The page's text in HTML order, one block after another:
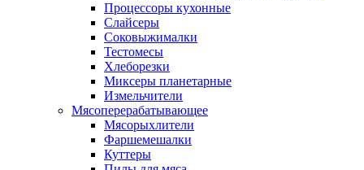
Процессоры кухонные
Слайсеры
Соковыжималки
Тестомесы
Хлеборезки
Миксеры планетарные
Измельчители
Мясоперерабатывающее
Мясорыхлители
Фаршемешалки
Куттеры